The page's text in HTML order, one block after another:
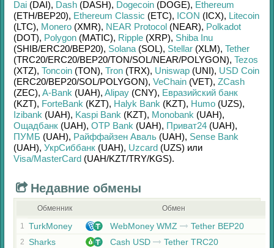
Dai (DAI), Dash (DASH), Dogecoin (DOGE), Ethereum
(ETH/BEP20), Ethereum Classic (ETC), ICON (ICX), Litecoin
(LTC), Monero (XMR), NEAR Protocol (NEAR), Polkadot
(DOT), Polygon (MATIC), Ripple (XRP), Shiba Inu
(SHIB/ERC20/BEP20), Solana (SOL), Stellar (XLM), Tether
(TRC20/ERC20/BEP20/TON/SOL/NEAR/POLYGON), Tezos
(XTZ), Toncoin (TON), Tron (TRX), Uniswap (UNI), USD Coin
(ERC20/BEP20/SOL/POLYGON), VeChain (VET), ZCash
(ZEC), A-Bank (UAH), Alipay (CNY), Евразийский банк
(KZT), ForteBank (KZT), Halyk Bank (KZT), Humo (UZS),
Izibank (UAH), Kaspi Bank (KZT), Monobank (UAH),
Ощадбанк (UAH), OTP Bank (UAH), Приват24 (UAH),
ПУМБ (UAH), Райффайзен Аваль (UAH), Sense Bank
(UAH), УкрСиббанк (UAH), Uzcard (UZS) или
Visa/MasterCard (UAH/KZT/TRY/KGS).
Недавние обмены
Обменник Обмен
1 TurkMoney WebMoney WMZ Tether BEP20
2 Sharks Cash USD Tether TRC20